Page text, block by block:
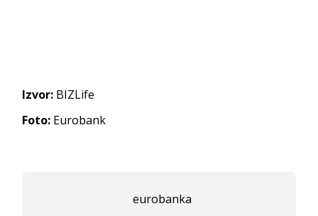
Izvor: BIZLife
Foto: Eurobank
eurobanka